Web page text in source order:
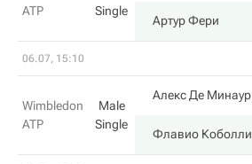
ATP
Single
Артур Фери
06.07, 15:10
Wimbledon
ATP
Male
Single
Алекс Де Минаур
Флавио Коболли